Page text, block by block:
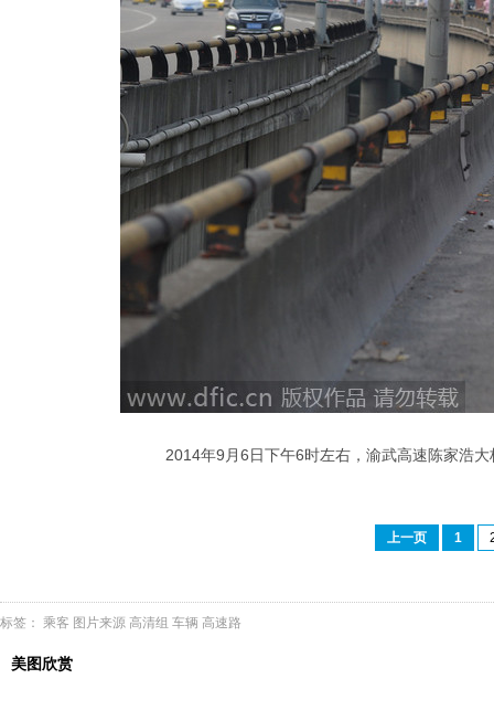
2014年9月6日下午6时左右，渝武高速陈家浩
上一页 1
标签： 乘客 图片来源 高清组 车辆 高速路
美图欣赏